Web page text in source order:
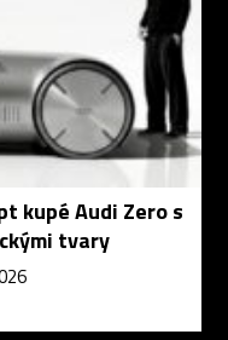
kupé Audi Zero s
tvary